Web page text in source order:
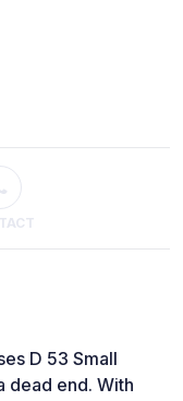
D 53 Small
dead end. With